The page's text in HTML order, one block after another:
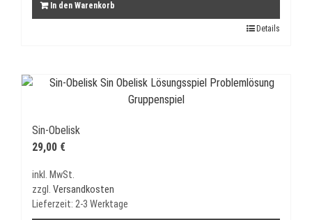
In den Warenkorb
Details
Sin-Obelisk
29,00 €
inkl. MwSt.
zzgl. Versandkosten
Lieferzeit: 2-3 Werktage